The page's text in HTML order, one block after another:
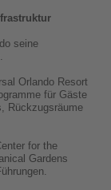
seine
Orlando Resort
für Gäste
Rückzugsräume
for the
Gardens